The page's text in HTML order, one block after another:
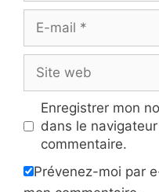
mail
web
Enregistrer mon
dans le
commentaire.
Prévenez-moi par